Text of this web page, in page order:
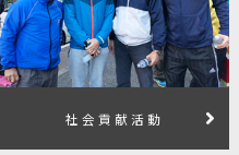
社会貢献活動